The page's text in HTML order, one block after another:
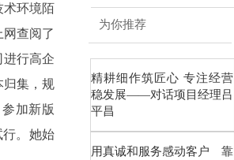
术环境陌
查阅了
行高企
归集，规
加新版
。她始
为你推荐
精耕细作筑匠心 专注经营
稳发展——对话项目经理吕
平昌
用真诚和服务感动客户 靠